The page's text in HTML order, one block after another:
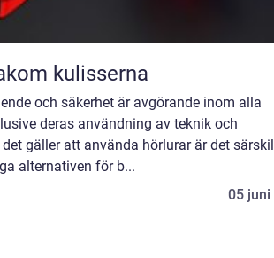
kulisserna
och säkerhet är avgörande inom alla
deras användning av teknik och
gäller att använda hörlurar är det
alternativen för b...
05 juni